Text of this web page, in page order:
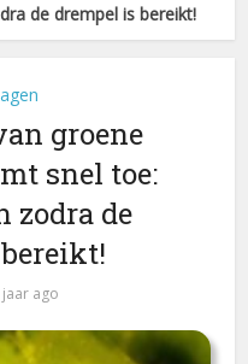
de drempel is bereikt!
groene
snel toe:
zodra de
ago